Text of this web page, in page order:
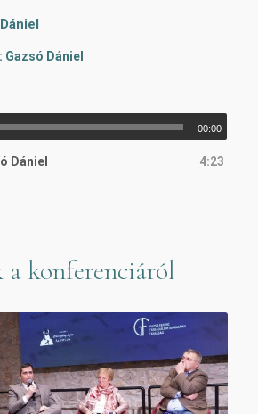
Dániel
00:00
Dániel 4:23
konferenciáról